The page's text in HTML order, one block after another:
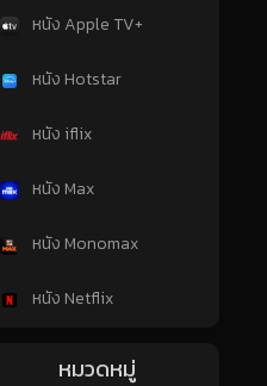
หนัง Apple TV+
หนัง Hotstar
หนัง iflix
หนัง Max
หนัง Monomax
หนัง Netflix
หมวดหมู่